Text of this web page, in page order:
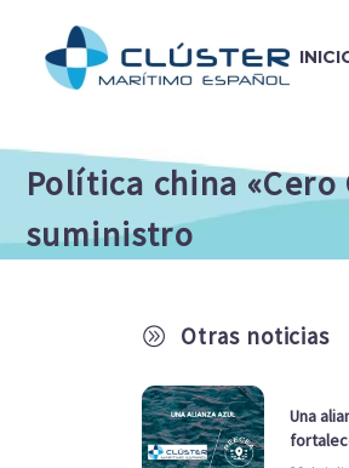
Política china
suministro
A Otras noticias
Una